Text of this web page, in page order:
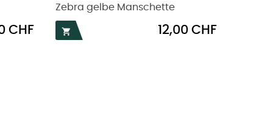
CHF
Zebra gelbe Manschette

Preis
12,00 CHF